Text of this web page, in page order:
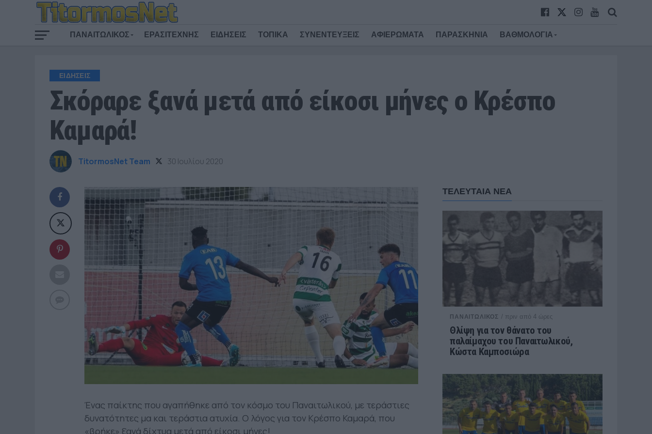
ΠΑΝΑΙΤΩΛΙΚΟΣ ΕΡΑΣΙΤΕΧΝΗΣ ΕΙΔΗΣΕΙΣ ΤΟΠΙΚΑ ΣΥΝΕΝΤΕΥΞΕΙΣ ΑΦΙΕΡΩΜΑΤΑ ΠΑΡΑΣΚΗΝΙΑ ΒΑΘΜΟΛΟΓΙΑ
ΕΙΔΗΣΕΙΣ
Σκόραρε ξανά μετά από είκοσι μήνες ο Κρέσπο
Καμαρά!
TitormosNet Team 30 Ιουλίου 2020
Ένας παίκτης που αγαπήθηκε από τον κόσμο του Παναιτωλικού, με τεράστιες
δυνατότητες μα και τεράστια ατυχία. Ο λόγος για τον Κρέσπο Καμαρά, που
«βρήκε» ξανά δίχτυα μετά από είκοσι μήνες!
ΤΕΛΕΥΤΑΙΑ ΝΕΑ
ΠΑΝΑΙΤΩΛΙΚΟΣ / πριν από 4 ώρες
Θλίψη για τον θάνατο του
παλαίμαχου του Παναιτωλικού,
Κώστα Καμποσιώρα